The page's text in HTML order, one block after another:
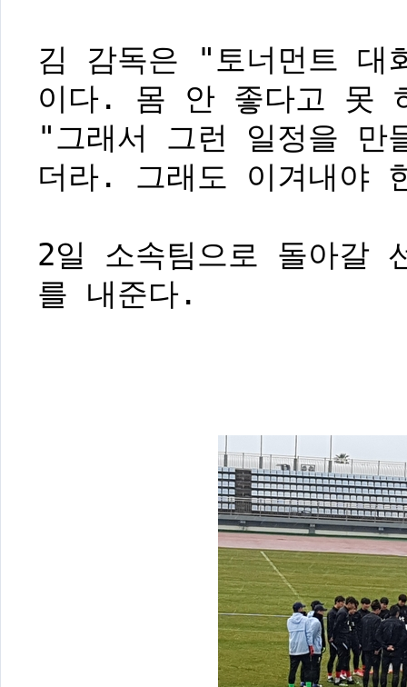
김 감독은 "토너먼트 대
이다. 몸 안 좋다고 못
"그래서 그런 일정을 만
더라. 그래도 이겨내야
2일 소속팀으로 돌아갈
를 내준다.